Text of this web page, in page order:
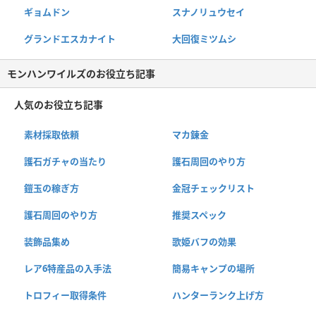
ギョムドン スナノリュウセイ
グランドエスカナイト 大回復ミツムシ
モンハンワイルズのお役立ち記事
人気のお役立ち記事
素材採取依頼 マカ錬金
護石ガチャの当たり 護石周回のやり方
鎧玉の稼ぎ方 金冠チェックリスト
護石周回のやり方 推奨スペック
装飾品集め 歌姫バフの効果
レア6特産品の入手法 簡易キャンプの場所
トロフィー取得条件 ハンターランク上げ方